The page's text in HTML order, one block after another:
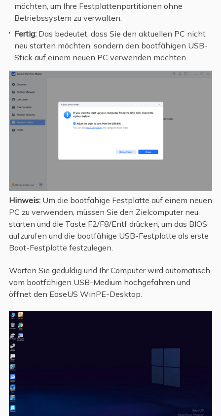
möchten, um Ihre Festplattenpartitionen ohne
Betriebssystem zu verwalten.
Fertig: Das bedeutet, dass Sie den aktuellen PC nicht
neu starten möchten, sondern den bootfähigen USB-
Stick auf einem neuen PC verwenden möchten.
Hinweis:Um die bootfähige Festplatte auf einem neuen
PC zu verwenden, müssen Sie den Zielcomputer neu
starten und die Taste F2/F8/Entf drücken, um das BIOS
aufzurufen und die bootfähige USB-Festplatte als erste
Boot-Festplatte festzulegen.
Warten Sie geduldig und Ihr Computer wird automatisch
vom bootfähigen USB-Medium hochgefahren und
öffnet den EaseUS WinPE-Desktop.